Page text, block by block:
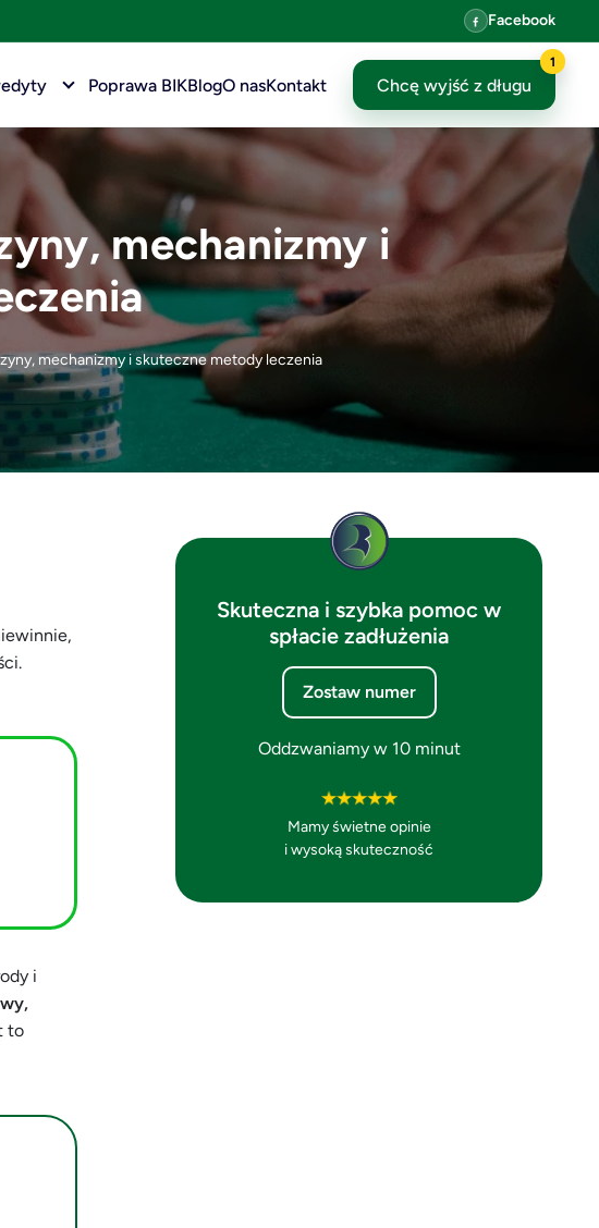
Facebook
Poprawa BIKBlogO nasKontakt Chcę wyjść z długu
1
mechanizmy i
mechanizmy i skuteczne metody leczenia
i
to
Skuteczna i szybka pomoc w
spłacie zadłużenia
Zostaw numer
Oddzwaniamy w 10 minut
Mamy świetne opinie
i wysoką skuteczność